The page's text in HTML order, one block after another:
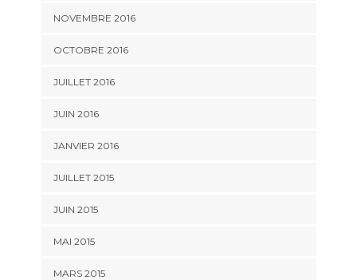
NOVEMBRE 2016
OCTOBRE 2016
JUILLET 2016
JUIN 2016
JANVIER 2016
JUILLET 2015
JUIN 2015
MAI 2015
MARS 2015